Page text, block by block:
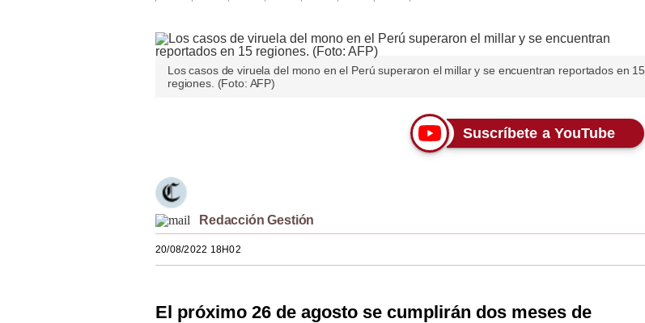
Los casos de viruela del mono en el Perú superaron el millar y se encuentran reportados en 15
regiones. (Foto: AFP)
Suscríbete a YouTube
Redacción Gestión
20/08/2022 18H02
El próximo 26 de agosto se cumplirán dos meses de